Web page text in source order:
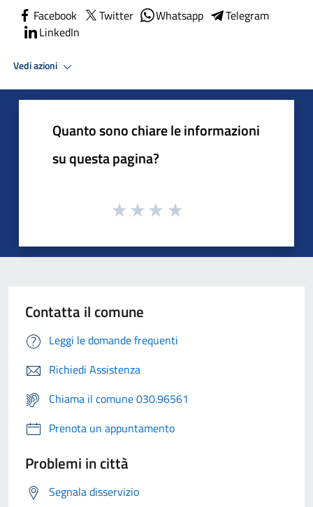
Facebook Twitter Whatsapp
Telegram
LinkedIn
Vedi azioni
Quanto sono chiare le informazioni
su questa pagina?
Contatta il comune
Leggi le domande frequenti
Richiedi Assistenza
Chiama il comune 030.96561
Prenota un appuntamento
Problemi in città
Segnala disservizio